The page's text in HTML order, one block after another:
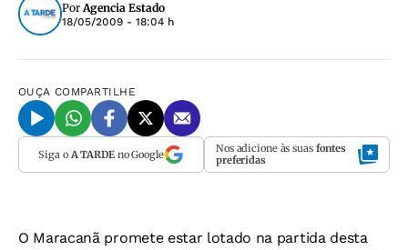
PorAgencia Estado
18/05/2009 - 18:04 h
OUÇA COMPARTILHE
Siga o A TARDEno Google Nos adicione às suas fontes
preferidas
O Maracanã promete estar lotado na partida desta